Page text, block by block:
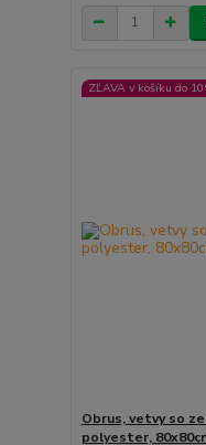
ZĽAVA v košíku do
Obrus, vetvy so
polyester,